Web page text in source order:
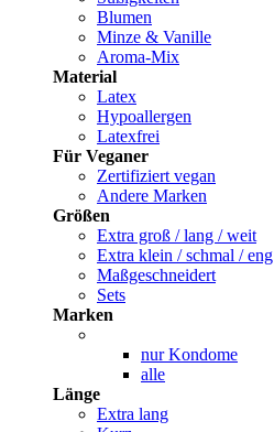
Blumen
Minze & Vanille
Aroma-Mix
Material
Latex
Hypoallergen
Latexfrei
Für Veganer
Zertifiziert vegan
Andere Marken
Größen
Extra groß / lang / weit
Extra klein / schmal / eng
Maßgeschneidert
Sets
Marken
nur Kondome
alle
Länge
Extra lang